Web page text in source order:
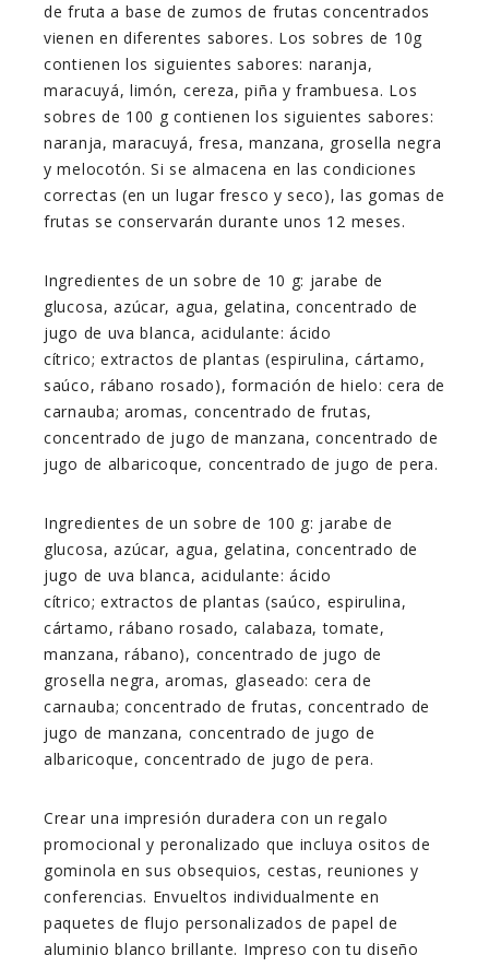
de fruta a base de zumos de frutas concentrados
vienen en diferentes sabores. Los sobres de 10g
contienen los siguientes sabores: naranja,
maracuyá, limón, cereza, piña y frambuesa. Los
sobres de 100 g contienen los siguientes sabores:
naranja, maracuyá, fresa, manzana, grosella negra
y melocotón. Si se almacena en las condiciones
correctas (en un lugar fresco y seco), las gomas de
frutas se conservarán durante unos 12 meses.
Ingredientes de un sobre de 10 g: jarabe de
glucosa, azúcar, agua, gelatina, concentrado de
jugo de uva blanca, acidulante: ácido
cítrico; extractos de plantas (espirulina, cártamo,
saúco, rábano rosado), formación de hielo: cera de
carnauba; aromas, concentrado de frutas,
concentrado de jugo de manzana, concentrado de
jugo de albaricoque, concentrado de jugo de pera.
Ingredientes de un sobre de 100 g: jarabe de
glucosa, azúcar, agua, gelatina, concentrado de
jugo de uva blanca, acidulante: ácido
cítrico; extractos de plantas (saúco, espirulina,
cártamo, rábano rosado, calabaza, tomate,
manzana, rábano), concentrado de jugo de
grosella negra, aromas, glaseado: cera de
carnauba; concentrado de frutas, concentrado de
jugo de manzana, concentrado de jugo de
albaricoque, concentrado de jugo de pera.
Crear una impresión duradera con un regalo
promocional y peronalizado que incluya ositos de
gominola en sus obsequios, cestas, reuniones y
conferencias. Envueltos individualmente en
paquetes de flujo personalizados de papel de
aluminio blanco brillante. Impreso con tu diseño